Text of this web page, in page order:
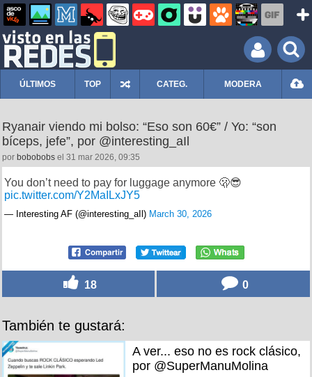
ÚLTIMOS TOP CATEG. MODERA
Ryanair viendo mi bolso: “Eso son 60€” / Yo: “son
bíceps, jefe”, por @interesting_aIl
por bobobobs el 31 mar 2026, 09:35
You don’t need to pay for luggage anymore 🫢😎
pic.twitter.com/Y2MaILxJY5
— Interesting AF (@interesting_aIl) March 30, 2026
18 0
También te gustará:
A ver... eso no es rock clásico,
por @SuperManuMolina